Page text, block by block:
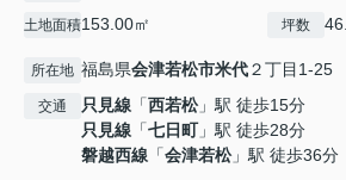
土地面積153.00㎡ 坪数
所在地 福島県会津若松市米代２丁目1-25
交通 只見線 「西若松」駅 徒歩15分
只見線 「七日町」駅 徒歩28分
磐越西線 「会津若松」駅 徒歩36分